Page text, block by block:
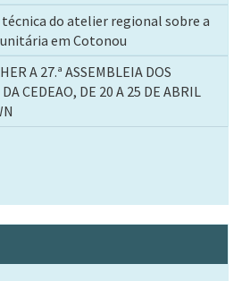
técnica do atelier regional sobre a
em Cotonou
A 27.ª ASSEMBLEIA DOS
CEDEAO, DE 20 A 25 DE ABRIL